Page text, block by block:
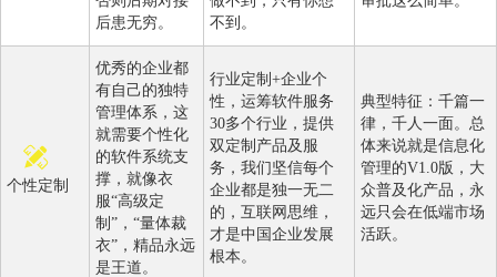
后患无穷。
不到。
个性定制
优秀的企业都
有自己的独特
管理体系，这
就需要个性化
的软件系统支
撑，就像衣
服“高级定
制”，“量体裁
衣”，精品永远
是王道。
行业定制+企业个
性，运筹软件服务
30多个行业，提供
双定制产品及服
务，我们坚信每个
企业都是独一无二
的，互联网思维，
才是中国企业发展
根本。
典型特征：千篇一
律，千人一面。总
体来说就是信息化
管理的V1.0版，大
众普及化产品，永
远只会在低端市场
活跃。